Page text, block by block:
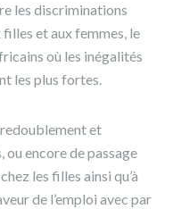
les discriminations
et aux femmes, le
où les inégalités
les plus fortes.
et
ou encore de passage
les filles ainsi qu’à
de l’emploi avec par